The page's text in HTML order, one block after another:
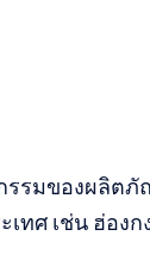
รรมของผลิต
ทศ เช่น ฮ่องก